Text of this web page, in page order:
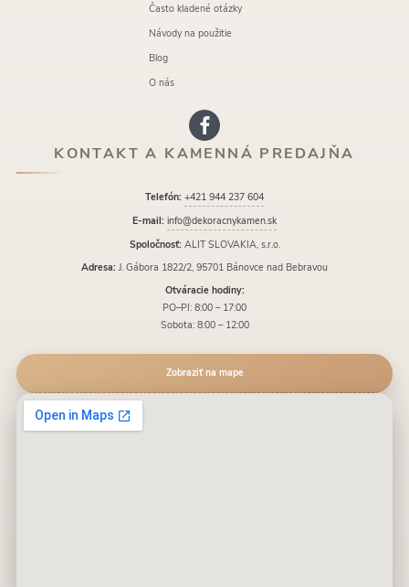
Často kladené otázky
Návody na použitie
Blog
O nás
KONTAKT A KAMENNÁ PREDAJŇA
Telefón: +421 944 237 604
E-mail: info@dekoracnykamen.sk
Spoločnosť: ALIT SLOVAKIA, s.r.o.
Adresa: J. Gábora 1822/2, 95701 Bánovce nad Bebravou
Otváracie hodiny:
PO–PI: 8:00 – 17:00
Sobota: 8:00 – 12:00
Zobraziť na mape